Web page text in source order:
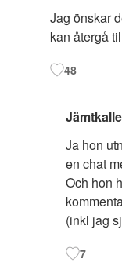
Jag önskar
kan återgå
48
Jämtkalle
Ja hon
en chat
Och hon
(inkl jag
7